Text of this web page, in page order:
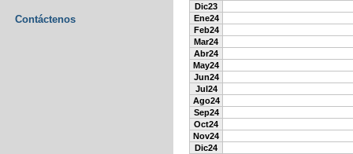
Contáctenos
Dic23
Ene24
Feb24
Mar24
Abr24
May24
Jun24
Jul24
Ago24
Sep24
Oct24
Nov24
Dic24